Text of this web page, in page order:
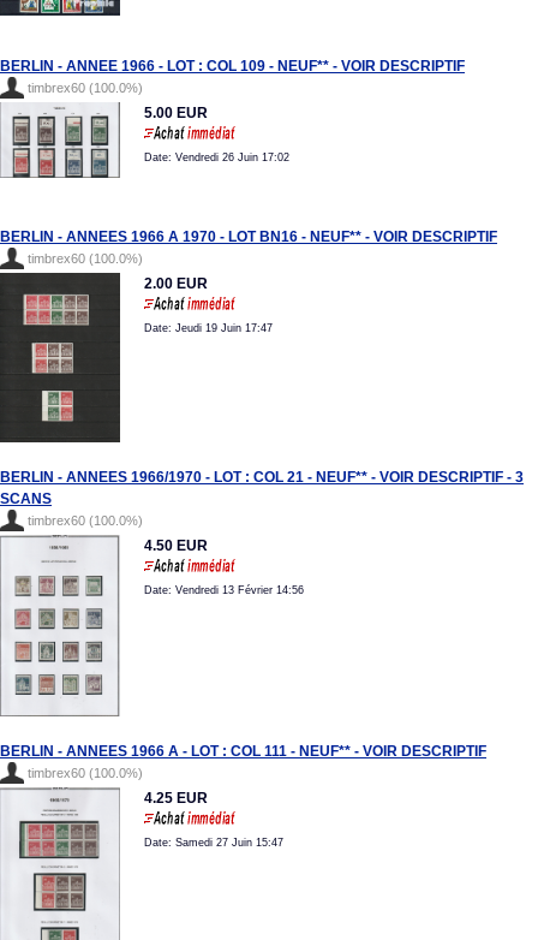
BERLIN - ANNEE 1966 - LOT : COL 109 - NEUF** - VOIR DESCRIPTIF
timbrex60 (100.0%)
5.00 EUR
Date: Vendredi 26 Juin 17:02
BERLIN - ANNEES 1966 A 1970 - LOT BN16 - NEUF** - VOIR DESCRIPTIF
timbrex60 (100.0%)
2.00 EUR
Date: Jeudi 19 Juin 17:47
BERLIN - ANNEES 1966/1970 - LOT : COL 21 - NEUF** - VOIR DESCRIPTIF - 3
SCANS
timbrex60 (100.0%)
4.50 EUR
Date: Vendredi 13 Février 14:56
BERLIN - ANNEES 1966 A - LOT : COL 111 - NEUF** - VOIR DESCRIPTIF
timbrex60 (100.0%)
4.25 EUR
Date: Samedi 27 Juin 15:47